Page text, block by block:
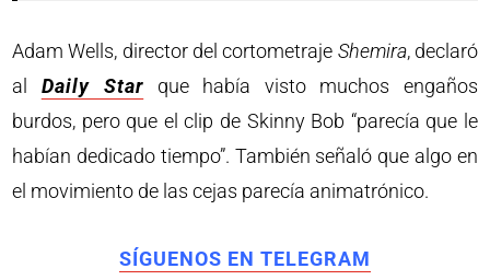
Adam Wells, director del cortometraje Shemira, declaró
al Daily Star que había visto muchos engaños
burdos, pero que el clip de Skinny Bob “parecía que le
habían dedicado tiempo”. También señaló que algo en
el movimiento de las cejas parecía animatrónico.
SÍGUENOS EN TELEGRAM